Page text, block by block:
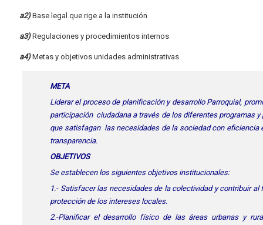
a2) Base legal que rige a la institución
a3)Regulaciones y procedimientos internos
a4)Metas y objetivos unidades administrativas
META
Liderar el proceso de planificación y desarrollo Parroquial,
participación ciudadana a través de los diferentes programas y
que satisfagan las necesidades de la sociedad con eficiencia
transparencia.
OBJETIVOS
Se establecen los siguientes objetivos institucionales:
1.- Satisfacer las necesidades de la colectividad y contribuir al
protección de los intereses locales.
2.-Planificar el desarrollo físico de las áreas urbanas y